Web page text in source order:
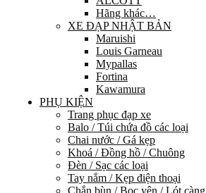
Hãng khác…
XE ĐẠP NHẬT BẢN
Maruishi
Louis Garneau
Mypallas
Fortina
Kawamura
PHỤ KIỆN
Trang phục đạp xe
Balo / Túi chứa đồ các loại
Chai nước / Gá kẹp
Khoá / Đồng hồ / Chuông
Đèn / Sạc các loại
Tay nắm / Kẹp điện thoại
Chắn bùn / Bọc yên / Lót càng